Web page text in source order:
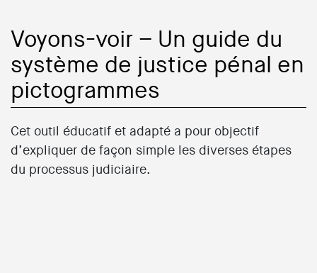
Voyons-voir – Un guide du
système de justice pénal en
pictogrammes
Cet outil éducatif et adapté a pour objectif
d’expliquer de façon simple les diverses étapes
du processus judiciaire.